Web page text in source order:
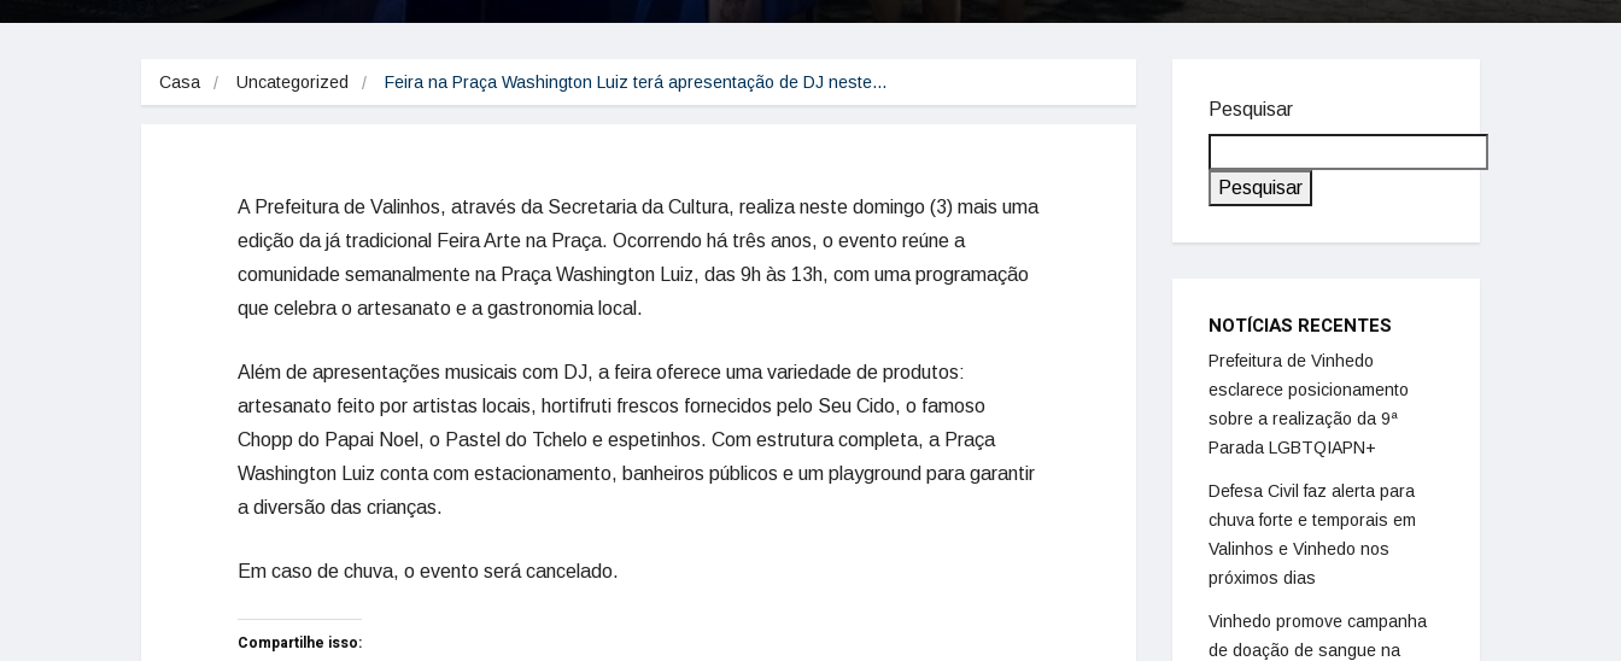
Casa Uncategorized Feira na Praça Washington Luiz terá apresentação de DJ neste…
A Prefeitura de Valinhos, através da Secretaria da Cultura, realiza neste domingo (3) mais uma
edição da já tradicional Feira Arte na Praça. Ocorrendo há três anos, o evento reúne a
comunidade semanalmente na Praça Washington Luiz, das 9h às 13h, com uma programação
que celebra o artesanato e a gastronomia local.
Além de apresentações musicais com DJ, a feira oferece uma variedade de produtos:
artesanato feito por artistas locais, hortifruti frescos fornecidos pelo Seu Cido, o famoso
Chopp do Papai Noel, o Pastel do Tchelo e espetinhos. Com estrutura completa, a Praça
Washington Luiz conta com estacionamento, banheiros públicos e um playground para garantir
a diversão das crianças.
Em caso de chuva, o evento será cancelado.
Compartilhe isso:
Pesquisar
Pesquisar
NOTÍCIAS RECENTES
Prefeitura de Vinhedo
esclarece posicionamento
sobre a realização da 9ª
Parada LGBTQIAPN+
Defesa Civil faz alerta para
chuva forte e temporais em
Valinhos e Vinhedo nos
próximos dias
Vinhedo promove campanha
de doação de sangue na